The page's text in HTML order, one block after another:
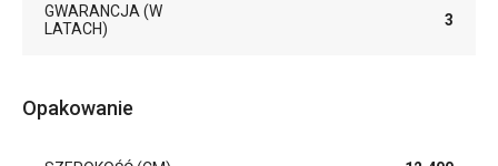
GWARANCJA (W
LATACH)
3
Opakowanie